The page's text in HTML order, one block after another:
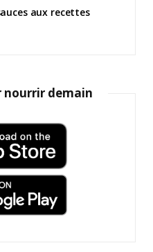
aux recettes
nourrir demain